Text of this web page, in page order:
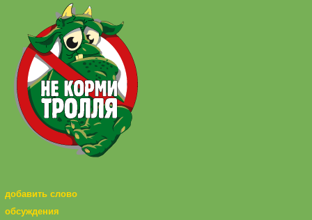
добавить слово
обсуждения